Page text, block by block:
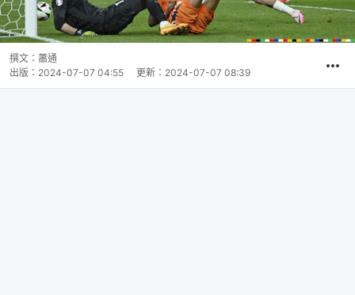
撰文： 蕭通
出版： 2024-07-07 04:55 更新： 2024-07-07 08:39